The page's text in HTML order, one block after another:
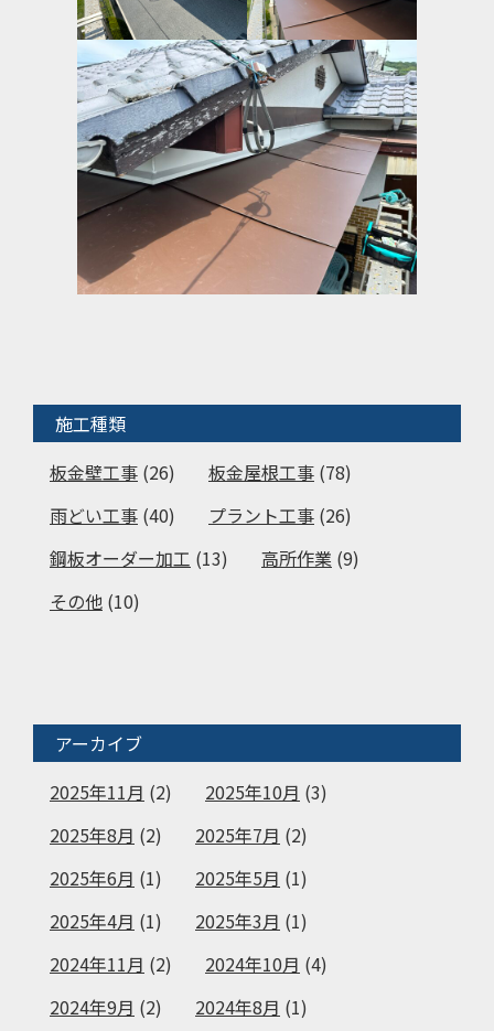
施工種類
板金壁工事 (26) 板金屋根工事 (78)
雨どい工事 (40) プラント工事 (26)
鋼板オーダー加工 (13) 高所作業 (9)
その他 (10)
アーカイブ
2025年11月 (2) 2025年10月 (3)
2025年8月 (2) 2025年7月 (2)
2025年6月 (1) 2025年5月 (1)
2025年4月 (1) 2025年3月 (1)
2024年11月 (2) 2024年10月 (4)
2024年9月 (2) 2024年8月 (1)